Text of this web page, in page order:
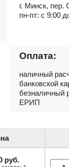
г. Минск, пер.
пн-пт: с 9:00
Оплата:
наличный
банковской
безналичный
ЕРИП
руб.